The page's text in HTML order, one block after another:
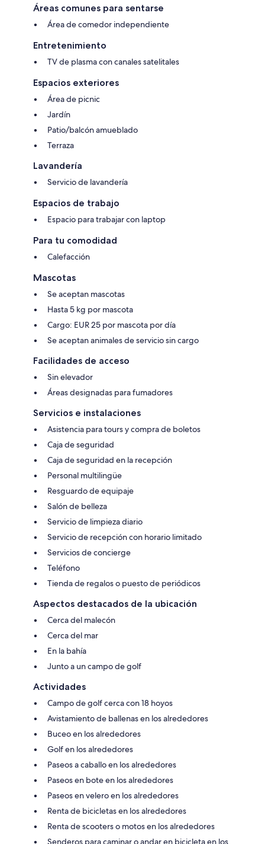
Áreas comunes para sentarse
Área de comedor independiente
Entretenimiento
TV de plasma con canales satelitales
Espacios exteriores
Área de picnic
Jardín
Patio/balcón amueblado
Terraza
Lavandería
Servicio de lavandería
Espacios de trabajo
Espacio para trabajar con laptop
Para tu comodidad
Calefacción
Mascotas
Se aceptan mascotas
Hasta 5 kg por mascota
Cargo: EUR 25 por mascota por día
Se aceptan animales de servicio sin cargo
Facilidades de acceso
Sin elevador
Áreas designadas para fumadores
Servicios e instalaciones
Asistencia para tours y compra de boletos
Caja de seguridad
Caja de seguridad en la recepción
Personal multilingüe
Resguardo de equipaje
Salón de belleza
Servicio de limpieza diario
Servicio de recepción con horario limitado
Servicios de concierge
Teléfono
Tienda de regalos o puesto de periódicos
Aspectos destacados de la ubicación
Cerca del malecón
Cerca del mar
En la bahía
Junto a un campo de golf
Actividades
Campo de golf cerca con 18 hoyos
Avistamiento de ballenas en los alrededores
Buceo en los alrededores
Golf en los alrededores
Paseos a caballo en los alrededores
Paseos en bote en los alrededores
Paseos en velero en los alrededores
Renta de bicicletas en los alrededores
Renta de scooters o motos en los alrededores
Senderos para caminar o andar en bicicleta en los